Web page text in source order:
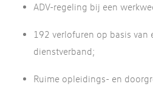
ADV-regeling bij een
192 verlofuren op basis van
dienstverband;
Ruime opleidings- en